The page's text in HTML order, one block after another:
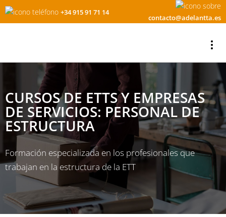
+34 915 91 71 14
contacto@adelantta.es
CURSOS DE ETTS Y EMPRESAS
DE SERVICIOS: PERSONAL DE
ESTRUCTURA
Formación especializada en los profesionales que
trabajan en la estructura de la ETT